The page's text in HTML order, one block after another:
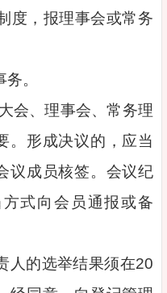
度，报理事会或常务
。
会、理事会、常务理
。形成决议的，应当
议成员核签。会议纪
式向会员通报或备
人的选举结果须在20